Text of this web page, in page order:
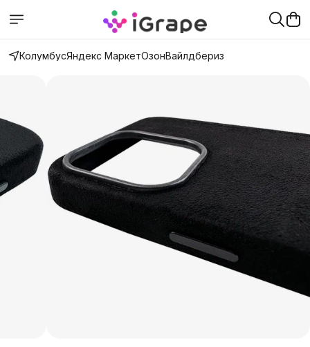
КолумбусЯндекс МаркетОзонВайлдбериз